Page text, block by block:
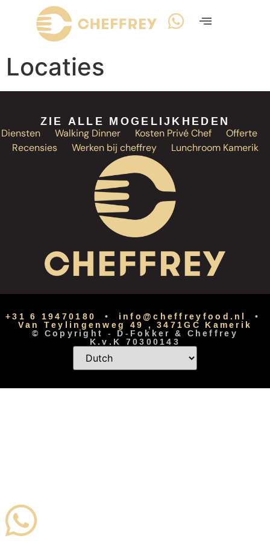
Locaties
ZIE ALLE MOGELIJKHEDEN
Diensten Walking Dinner Kosten Privé Chef
Offerte
Recensies
Werken bij cheffrey Lunchroom Kamerik
+31 6 19470180 • info@cheffreyfood.nl •
Van Teylingenweg 49 , 3471GC Kamerik
© Copyright -D-Fokker&Cheffrey
K.v.K 70300143